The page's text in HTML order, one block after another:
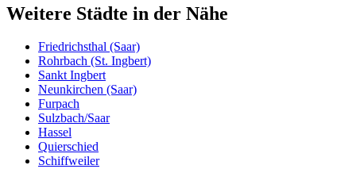
Weitere Städte in der Nähe
Friedrichsthal (Saar)
Rohrbach (St. Ingbert)
Sankt Ingbert
Neunkirchen (Saar)
Furpach
Sulzbach/Saar
Hassel
Quierschied
Schiffweiler